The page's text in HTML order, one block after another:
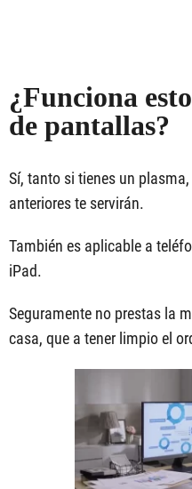
¿Funciona
de pantallas?
Sí, tanto si tienes un plasma,
anteriores te servirán.
También es aplicable a
iPad.
Seguramente no prestas la
casa, que a tener limpio el